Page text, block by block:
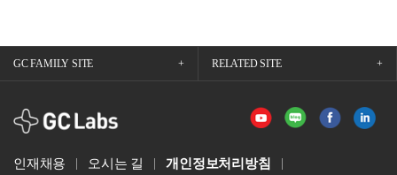
GC FAMILY SITE RELATED SITE
GCLabs
인재채용 오시는 길 개인정보처리방침